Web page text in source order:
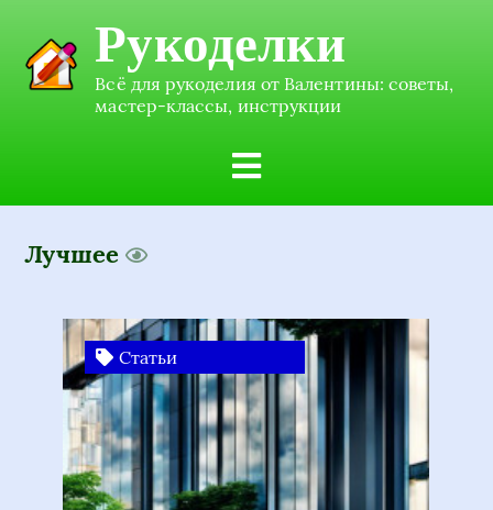
Рукоделки
Всё для рукоделия от Валентины: советы,
мастер-классы, инструкции
Лучшее
Статьи